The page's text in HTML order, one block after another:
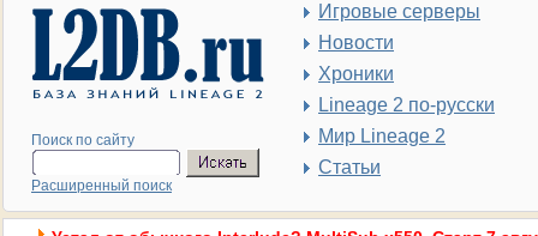
Поиск по сайту
Расширенный поиск
Игровые серверы
Новости
Хроники
Lineage 2 по-русски
Мир Lineage 2
Статьи